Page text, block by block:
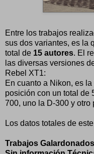
Entre los trabajos
sus dos variantes, es la
total de 15 autores. El
las diversas versiones
Rebel XT1:
En cuanto a Nikon, es
posición con un total de
700, uno la D-300 y otro
Los datos totales de
Trabajos Galardonados